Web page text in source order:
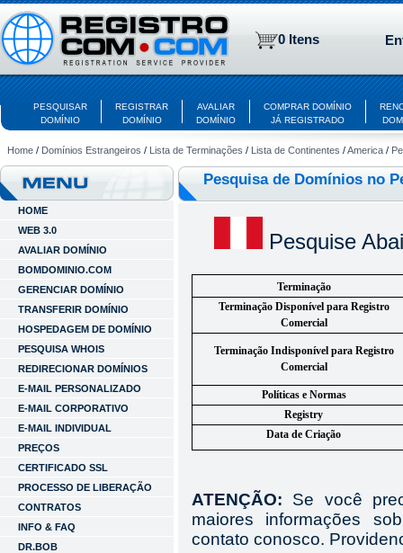
0 Itens
PESQUISAR
DOMÍNIO
REGISTRAR
DOMÍNIO
AVALIAR
DOMÍNIO
COMPRAR DOMÍNIO
JÁ REGISTRADO
Home / Domínios Estrangeiros / Lista de Terminações / Lista de Continentes /America /
HOME
WEB 3.0
AVALIAR DOMÍNIO
BOMDOMINIO.COM
GERENCIAR DOMÍNIO
TRANSFERIR DOMÍNIO
HOSPEDAGEM DE DOMÍNIO
PESQUISA WHOIS
REDIRECIONAR DOMÍNIOS
E-MAIL PERSONALIZADO
E-MAIL CORPORATIVO
E-MAIL INDIVIDUAL
PREÇOS
CERTIFICADO SSL
PROCESSO DE LIBERAÇÃO
CONTRATOS
INFO & FAQ
DR.BOB
Pesquisa de Domínios no
Pesquise
Terminação
Terminação Disponível para Registro
Comercial
Terminação Indisponível para Registro
Comercial
Políticas e Normas
Registry
Data de Criação
ATENÇÃO: Se você
maiores informações
contato conosco.